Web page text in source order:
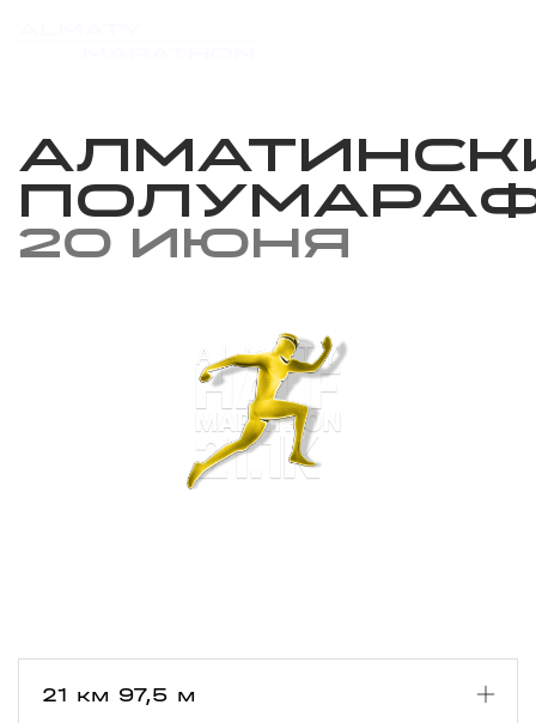
20 июня